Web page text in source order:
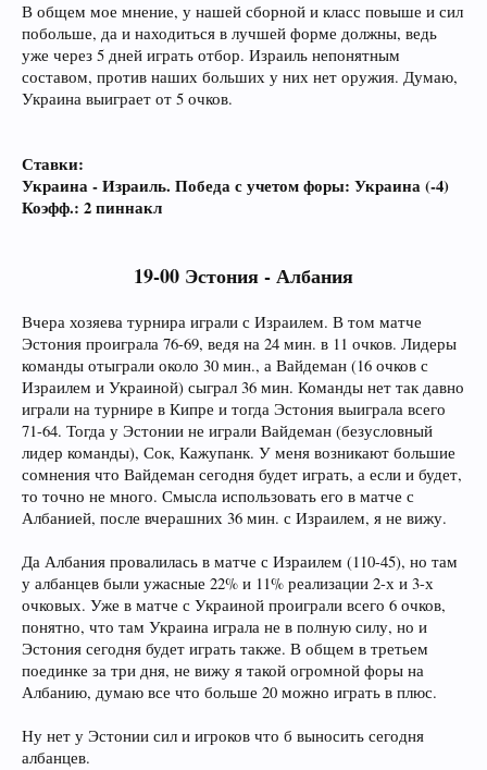
В общем мое мнение, у нашей сборной и класс повыше и сил
побольше, да и находиться в лучшей форме должны, ведь
уже через 5 дней играть отбор. Израиль непонятным
составом, против наших больших у них нет оружия. Думаю,
Украина выиграет от 5 очков.
Ставки:
Украина - Израиль. Победа с учетом форы: Украина (-4)
Коэфф.: 2 пиннакл
19-00 Эстония - Албания
Вчера хозяева турнира играли с Израилем. В том матче
Эстония проиграла 76-69, ведя на 24 мин. в 11 очков. Лидеры
команды отыграли около 30 мин., а Вайдеман (16 очков с
Израилем и Украиной) сыграл 36 мин. Команды нет так давно
играли на турнире в Кипре и тогда Эстония выиграла всего
71-64. Тогда у Эстонии не играли Вайдеман (безусловный
лидер команды), Сок, Кажупанк. У меня возникают большие
сомнения что Вайдеман сегодня будет играть, а если и будет,
то точно не много. Смысла использовать его в матче с
Албанией, после вчерашних 36 мин. с Израилем, я не вижу.
Да Албания провалилась в матче с Израилем (110-45), но там
у албанцев были ужасные 22% и 11% реализации 2-х и 3-х
очковых. Уже в матче с Украиной проиграли всего 6 очков,
понятно, что там Украина играла не в полную силу, но и
Эстония сегодня будет играть также. В общем в третьем
поединке за три дня, не вижу я такой огромной форы на
Албанию, думаю все что больше 20 можно играть в плюс.
Ну нет у Эстонии сил и игроков что б выносить сегодня
албанцев.